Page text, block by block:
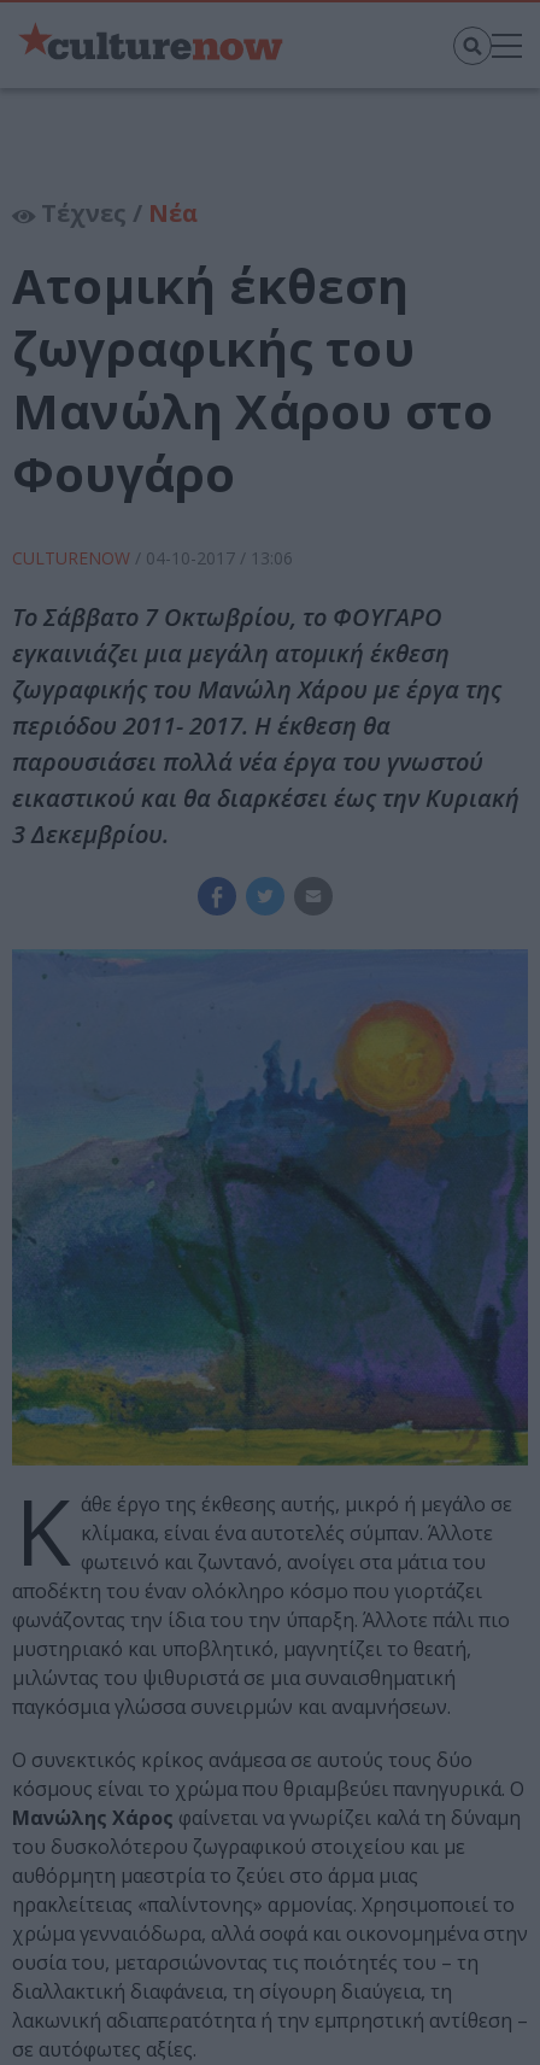
Τέχνες / Νέα
Ατομική έκθεση
ζωγραφικής του
Μανώλη Χάρου στο
Φουγάρο
CULTURENOW / 04-10-2017 / 13:06
Το Σάββατο 7 Οκτωβρίου, το ΦΟΥΓΑΡΟ
εγκαινιάζει μια μεγάλη ατομική έκθεση
ζωγραφικής του Μανώλη Χάρου με έργα της
περιόδου 2011- 2017. Η έκθεση θα
παρουσιάσει πολλά νέα έργα του γνωστού
εικαστικού και θα διαρκέσει έως την Κυριακή
3 Δεκεμβρίου.​
Κ άθε έργο της έκθεσης αυτής, μικρό ή μεγάλο σε
κλίμακα, είναι ένα αυτοτελές σύμπαν. Άλλοτε
φωτεινό και ζωντανό, ανοίγει στα μάτια του
αποδέκτη του έναν ολόκληρο κόσμο που γιορτάζει
φωνάζοντας την ίδια του την ύπαρξη. Άλλοτε πάλι πιο
μυστηριακό και υποβλητικό, μαγνητίζει το θεατή,
μιλώντας του ψιθυριστά σε μια συναισθηματική
παγκόσμια γλώσσα συνειρμών και αναμνήσεων.
Ο συνεκτικός κρίκος ανάμεσα σε αυτούς τους δύο
κόσμους είναι το χρώμα που θριαμβεύει πανηγυρικά. Ο
Μανώλης Χάρος φαίνεται να γνωρίζει καλά τη δύναμη
του δυσκολότερου ζωγραφικού στοιχείου και με
αυθόρμητη μαεστρία το ζεύει στο άρμα μιας
ηρακλείτειας «παλίντονης» αρμονίας. Χρησιμοποιεί το
χρώμα γενναιόδωρα, αλλά σοφά και οικονομημένα στην
ουσία του, μεταρσιώνοντας τις ποιότητές του – τη
διαλλακτική διαφάνεια, τη σίγουρη διαύγεια, τη
λακωνική αδιαπερατότητα ή την εμπρηστική αντίθεση –
σε αυτόφωτες αξίες.